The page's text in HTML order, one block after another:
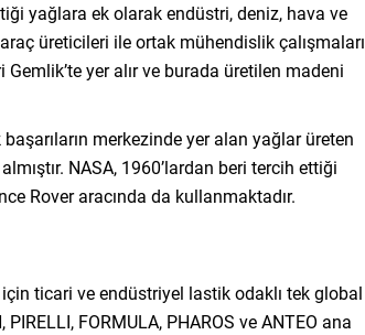
yağlara ek olarak endüstri, deniz, hava ve
üreticileri ile ortak mühendislik çalışmaları
yer alır ve burada üretilen madeni
merkezinde yer alan yağlar üreten
NASA, 1960’lardan beri tercih ettiği
Rover aracında da kullanmaktadır.
ticari ve endüstriyel lastik odaklı tek global
FORMULA, PHAROS ve ANTEO ana